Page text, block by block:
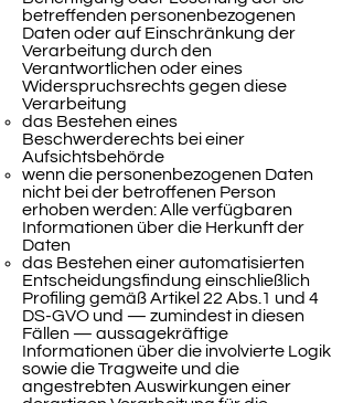
betreffenden personenbezogenen
Daten oder auf Einschränkung der
Verarbeitung durch den
Verantwortlichen oder eines
Widerspruchsrechts gegen diese
Verarbeitung
das Bestehen eines
Beschwerderechts bei einer
Aufsichtsbehörde
wenn die personenbezogenen Daten
nicht bei der betroffenen Person
erhoben werden: Alle verfügbaren
Informationen über die Herkunft der
Daten
das Bestehen einer automatisierten
Entscheidungsfindung einschließlich
Profiling gemäß Artikel 22 Abs.1 und 4
DS-GVO und — zumindest in diesen
Fällen — aussagekräftige
Informationen über die involvierte Logik
sowie die Tragweite und die
angestrebten Auswirkungen einer